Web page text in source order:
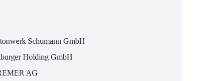
Schumann GmbH
Holding GmbH
AG